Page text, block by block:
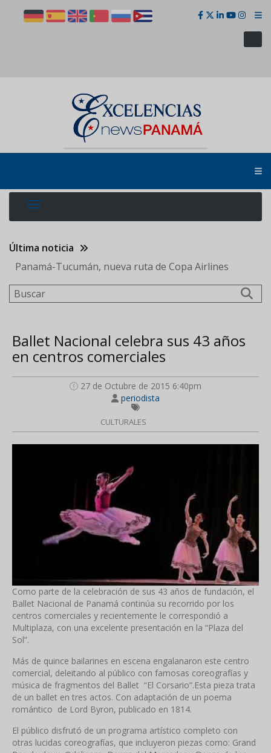
Última noticia
Panamá-Tucumán, nueva ruta de Copa Airlines
Buscar
Ballet Nacional celebra sus 43 años
en centros comerciales
27 de Octubre de 2015 6:40pm
periodista
CULTURALES
Como parte de la celebración de sus 43 años de fundación, el
Ballet Nacional de Panamá continúa su recorrido por los
centros comerciales y recientemente le correspondió a
Multiplaza, con una excelente presentación en la “Plaza del
Sol”.
Más de quince bailarines en escena engalanaron este centro
comercial, deleitando al público con famosas coreografías y
música de fragmentos del Ballet “El Corsario”.Esta pieza trata
de un ballet en tres actos. Con adaptación de un poema
romántico de Lord Byron, publicado en 1814.
El público disfrutó de un programa artístico completo con
otras lucidas coreografías, que incluyeron piezas como: Grand